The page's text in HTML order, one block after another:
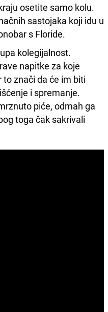
osetite samo kolu.
sastojaka koji idu u
s Floride.
kolegijalnost.
napitke za koje
to znači da će im biti
i spremanje.
piće, odmah ga
toga čak sakrivali